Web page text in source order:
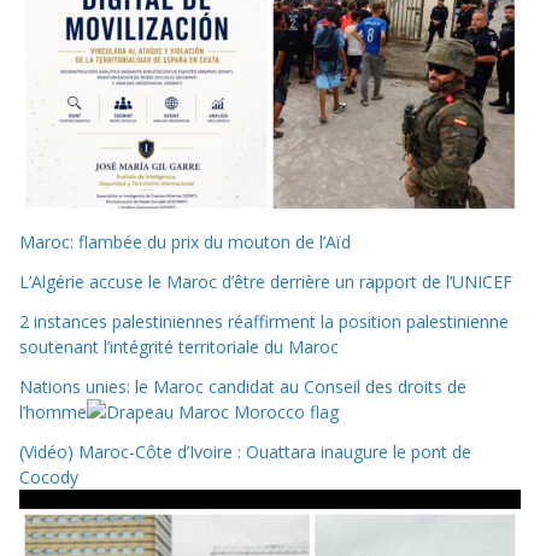
Maroc: flambée du prix du mouton de l’Aïd
L’Algérie accuse le Maroc d’être derrière un rapport de l’UNICEF
2 instances palestiniennes réaffirment la position palestinienne
soutenant l’intégrité territoriale du Maroc
Nations unies: le Maroc candidat au Conseil des droits de
l’homme
(Vidéo) Maroc-Côte d’Ivoire : Ouattara inaugure le pont de
Cocody